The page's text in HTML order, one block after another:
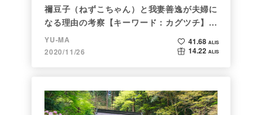
禰豆子（ねずこちゃん）と我妻善逸が夫婦に
なる理由の考察【キーワード：カグツチ】＜
後編＞
YU-MA
2020/11/26
41.68 ALIS
14.22 ALIS